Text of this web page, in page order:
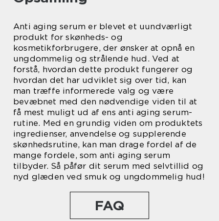
Anti aging serum er blevet et uundværligt
produkt for skønheds- og
kosmetikforbrugere, der ønsker at opnå en
ungdommelig og strålende hud. Ved at
forstå, hvordan dette produkt fungerer og
hvordan det har udviklet sig over tid, kan
man træffe informerede valg og være
bevæbnet med den nødvendige viden til at
få mest muligt ud af ens anti aging serum-
rutine. Med en grundig viden om produktets
ingredienser, anvendelse og supplerende
skønhedsrutine, kan man drage fordel af de
mange fordele, som anti aging serum
tilbyder. Så påfør dit serum med selvtillid og
nyd glæden ved smuk og ungdommelig hud!
FAQ